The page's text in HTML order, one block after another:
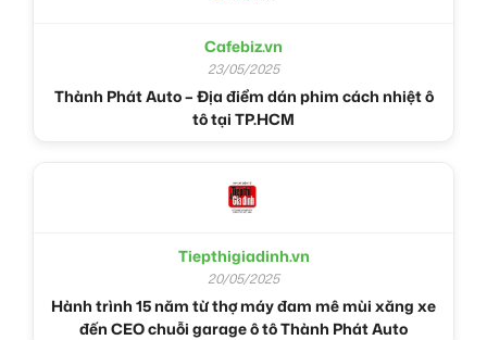
Cafebiz.vn
23/05/2025
Thành Phát Auto – Địa điểm dán phim cách nhiệt ô
tô tại TP.HCM
Tiepthigiadinh.vn
20/05/2025
Hành trình 15 năm từ thợ máy đam mê mùi xăng xe
đến CEO chuỗi garage ô tô Thành Phát Auto